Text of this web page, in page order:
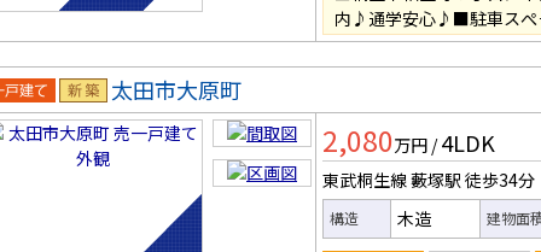
内♪通学安心♪■駐車スぺ
戸建 新築
太田市大原町
2,080万円 / 4LDK
東武桐生線 藪塚駅 徒歩34分
構造 木造 建物面